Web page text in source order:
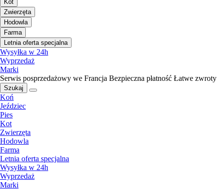
Kot
Zwierzęta
Hodowla
Farma
Letnia oferta specjalna
Wysyłka w 24h
Wyprzedaż
Marki
Serwis posprzedażowy we Francja Bezpieczna płatność Łatwe zwroty
Szukaj
Koń
Jeździec
Pies
Kot
Zwierzęta
Hodowla
Farma
Letnia oferta specjalna
Wysyłka w 24h
Wyprzedaż
Marki